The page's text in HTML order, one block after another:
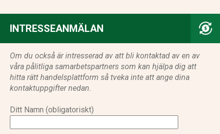
INTRESSEANMÄLAN
Om du också är intresserad av att bli kontaktad av en av
våra pålitliga samarbetspartners som kan hjälpa dig att
hitta rätt handelsplattform så tveka inte att ange dina
kontaktuppgifter nedan.
Ditt Namn (obligatoriskt)